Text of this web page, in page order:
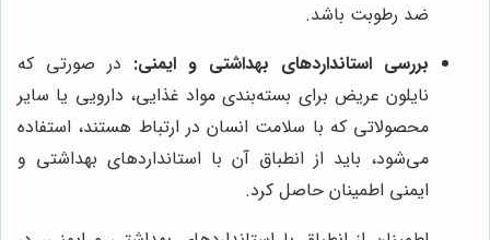
ضد رطوبت باشد.
بررسی استانداردهای بهداشتی و ایمنی: در صورتی که
نایلون عریض برای بسته‌بندی مواد غذایی، دارویی یا سایر
محصولاتی که با سلامت انسان در ارتباط هستند، استفاده
می‌شود، باید از انطباق آن با استانداردهای بهداشتی و
ایمنی اطمینان حاصل کرد.